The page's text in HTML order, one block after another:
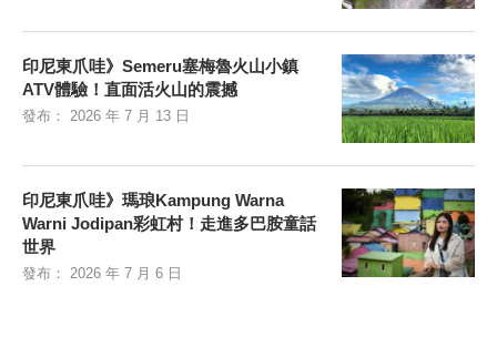
印尼東爪哇》Semeru塞梅魯火山小鎮
ATV體驗！直面活火山的震撼
發布： 2026 年 7 月 13 日
印尼東爪哇》瑪琅Kampung Warna
Warni Jodipan彩虹村！走進多巴胺童話
世界
發布： 2026 年 7 月 6 日